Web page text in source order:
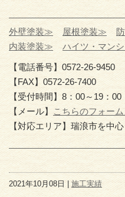
外壁塗装≫ 屋根塗装≫
内装塗装≫
ハイツ・マン
【電話番号】0572-26-9450
【FAX】0572-26-7400
【受付時間】8：00～19：00
【メール】 こちらのフォー
【対応エリア】瑞浪市を中
2021年10月08日 |施工実績